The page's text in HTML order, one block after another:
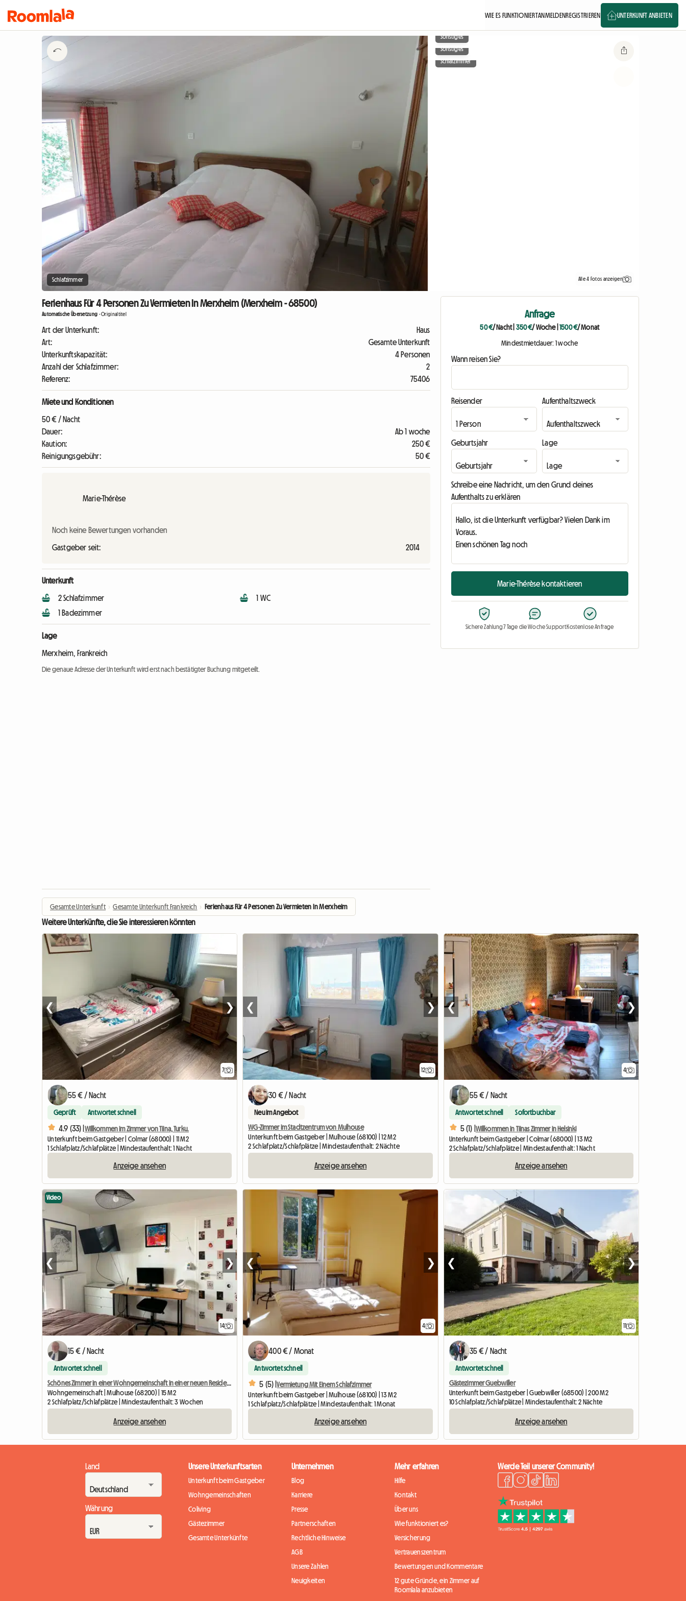
WIE ES FUNKTIONIERTANMELDENREGISTRIEREN UNTERKUNFT ANBIETEN
Schlafzimmer
Sonstiges
Sonstiges
Schlafzimmer
Alle 4 Fotos anzeigen
Ferienhaus Für 4 Personen Zu Vermieten In Merxheim (Merxheim - 68500)
Automatische Übersetzung -Originaltitel
Art der Unterkunft:
Haus
Art:
Gesamte Unterkunft
Unterkunftskapazität:
4 Personen
Anzahl der Schlafzimmer:
2
Referenz:
75406
Miete und Konditionen
50 € / Nacht
Dauer:
Ab 1 woche
Kaution:
250 €
Reinigungsgebühr:
50 €
Marie-Thérèse
Noch keine Bewertungen vorhanden
Gastgeber seit: 2014
Unterkunft
2 Schlafzimmer
1 Badezimmer
1 WC
Lage
Merxheim, Frankreich
Die genaue Adresse der Unterkunft wird erst nach bestätigter Buchung mitgeteilt.
Anfrage
50 €/ Nacht| 350 €/ Woche|1500 €/ Monat
Mindestmietdauer: 1 woche
Wann reisen Sie?
Reisender Aufenthaltszweck
Geburtsjahr Lage
Schreibe eine Nachricht, um den Grund deines
Aufenthalts zu erklären
Marie-Thérèse kontaktieren
Sichere Zahlung7 Tage die Woche SupportKostenlose Anfrage
Gesamte Unterkunft › Gesamte Unterkunft Frankreich › Ferienhaus Für 4 Personen Zu Vermieten In Merxheim
Weitere Unterkünfte, die Sie interessieren könnten
7
❮ ❯
55 € / Nacht
Geprüft Antwortet schnell
4.9 (33) | Willkommen im Zimmer von Tiina, Turku.
Unterkunft beim Gastgeber | Colmar (68000) | 11 M2
1 Schlafplatz/Schlafplätze | Mindestaufenthalt: 1 Nacht
Anzeige ansehen
12
❮ ❯
30 € / Nacht
Neu im Angebot
WG-Zimmer im Stadtzentrum von Mulhouse
Unterkunft beim Gastgeber | Mulhouse (68100) | 12 M2
2 Schlafplatz/Schlafplätze | Mindestaufenthalt: 2 Nächte
Anzeige ansehen
4
❮ ❯
55 € / Nacht
Antwortet schnell Sofortbuchbar
5 (1) | Willkommen in Tiinas Zimmer in Helsinki
Unterkunft beim Gastgeber | Colmar (68000) | 13 M2
2 Schlafplatz/Schlafplätze | Mindestaufenthalt: 1 Nacht
Anzeige ansehen
14
Video
❮ ❯
15 € / Nacht
Antwortet schnell
Schönes Zimmer in einer Wohngemeinschaft in einer neuen Residenz
Wohngemeinschaft | Mulhouse (68200) | 15 M2
2 Schlafplatz/Schlafplätze | Mindestaufenthalt: 3 Wochen
Anzeige ansehen
4
❮ ❯
400 € / Monat
Antwortet schnell
5 (5) |Vermietung Mit Einem Schlafzimmer
Unterkunft beim Gastgeber | Mulhouse (68100) | 13 M2
1 Schlafplatz/Schlafplätze | Mindestaufenthalt: 1 Monat
Anzeige ansehen
11
❮ ❯
35 € / Nacht
Antwortet schnell
Gästezimmer Guebwiller
Unterkunft beim Gastgeber | Guebwiller (68500) | 200 M2
10 Schlafplatz/Schlafplätze | Mindestaufenthalt: 2 Nächte
Anzeige ansehen
Land
Währung
Unsere Unterkunftsarten
Unterkunft beim Gastgeber
Wohngemeinschaften
Coliving
Gästezimmer
Gesamte Unterkünfte
Unternehmen
Blog
Karriere
Presse
Partnerschaften
Rechtliche Hinweise
AGB
Unsere Zahlen
Neuigkeiten
Mehr erfahren
Hilfe
Kontakt
Über uns
Wie funktioniert es?
Versicherung
Vertrauenszentrum
Bewertungen und Kommentare
12 gute Gründe, ein Zimmer auf
Roomlala anzubieten
Werde Teil unserer Community!